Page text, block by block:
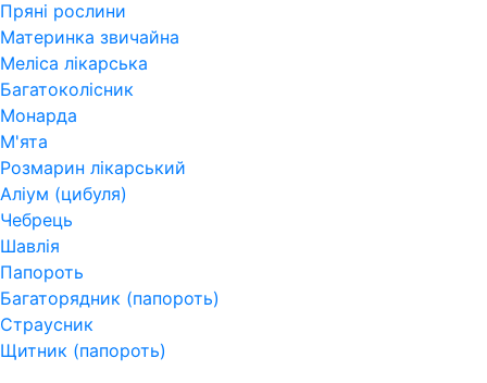
Пряні рослини
Материнка звичайна
Меліса лікарська
Багатоколісник
Монарда
М'ята
Розмарин лікарський
Аліум (цибуля)
Чебрець
Шавлія
Папороть
Багаторядник (папороть)
Страусник
Щитник (папороть)